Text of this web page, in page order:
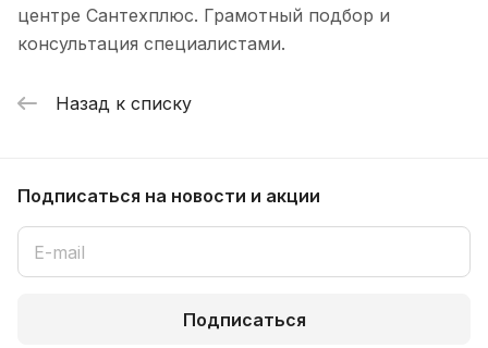
центре Сантехплюс. Грамотный подбор и
консультация специалистами.
Назад к списку
Подписаться на новости и акции
Подписаться